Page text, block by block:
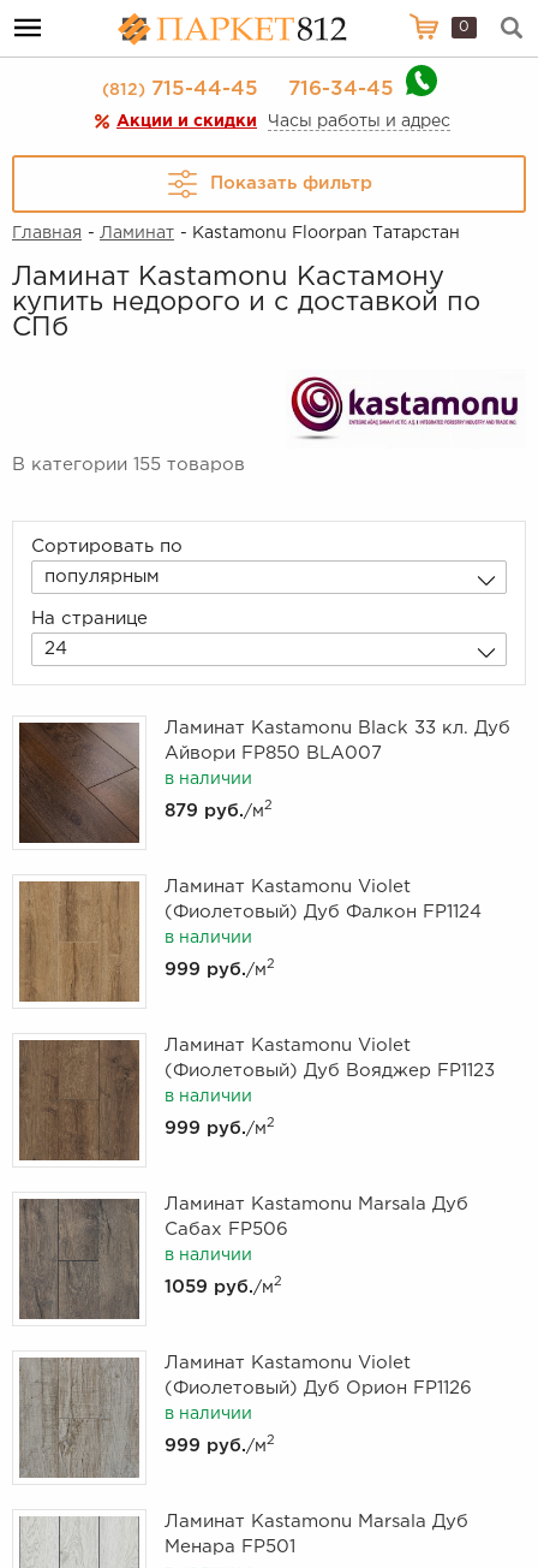
0
(812)715-44-45 716-34-45
Акции и скидки Часы работы и адрес
Показать фильтр
Главная - Ламинат - Kastamonu Floorpan Татарстан
Ламинат Kastamonu Кастамону
купить недорого и с доставкой по
СПб
В категории 155 товаров
Сортировать по
популярным
На странице
24
Ламинат Kastamonu Black 33 кл. Дуб
Айвори FP850 BLA007
в наличии
879 руб./м2
Ламинат Kastamonu Violet
(Фиолетовый) Дуб Фалкон FP1124
в наличии
999 руб./м2
Ламинат Kastamonu Violet
(Фиолетовый) Дуб Вояджер FP1123
в наличии
999 руб./м2
Ламинат Kastamonu Marsala Дуб
Сабах FP506
в наличии
1059 руб./м2
Ламинат Kastamonu Violet
(Фиолетовый) Дуб Орион FP1126
в наличии
999 руб./м2
Ламинат Kastamonu Marsala Дуб
Менара FP501